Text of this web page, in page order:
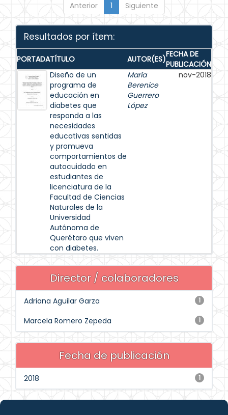
Anterior 1 Siguiente
Resultados por ítem:
PORTADATÍTULO AUTOR(ES)FECHA DE
PUBLICACIÓN
Diseño de un
programa de
educación en
diabetes que
responda a las
necesidades
educativas sentidas
y promueva
comportamientos de
autocuidado en
estudiantes de
licenciatura de la
Facultad de Ciencias
Naturales de la
Universidad
Autónoma de
Querétaro que viven
con diabetes.
María
Berenice
Guerrero
López
nov-2018
Director / colaboradores
1
Adriana Aguilar Garza
1
Marcela Romero Zepeda
Fecha de publicación
1
2018